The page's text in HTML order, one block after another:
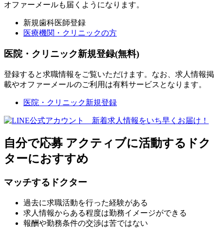
オファーメールも届くようになります。
新規歯科医師登録
医療機関・クリニックの方
医院・クリニック新規登録(無料)
登録すると求職情報をご覧いただけます。なお、求人情報掲
載やオファーメールのご利用は有料サービスとなります。
医院・クリニック新規登録
自分で応募 アクティブに活動するドク
ターにおすすめ
マッチするドクター
過去に求職活動を行った経験がある
求人情報からある程度は勤務イメージができる
報酬や勤務条件の交渉は苦ではない